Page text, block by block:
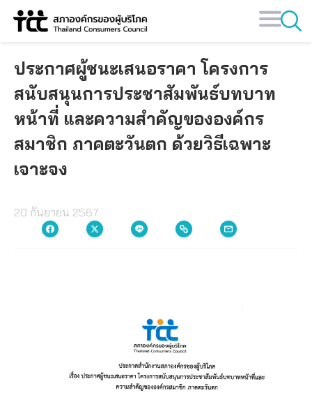
Skip
ประกาศผู้ชนะเสนอราคา โครงการ
สนับสนุนการประชาสัมพันธ์บทบาท
หน้าที่ และความสำคัญขององค์กร
สมาชิก ภาคตะวันตก ด้วยวิธีเฉพาะ
เจาะจง
20 กันยายน 2567